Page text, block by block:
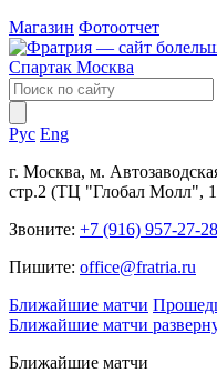
Магазин Фотоотчет
Рус Eng
г. Москва, м.
стр.2 (ТЦ "Глобал Молл",
Звоните: +7 (916) 957-27-28
Пишите: office@fratria.ru
Ближайшие матчи
Ближайшие матчи
Ближайшие матчи